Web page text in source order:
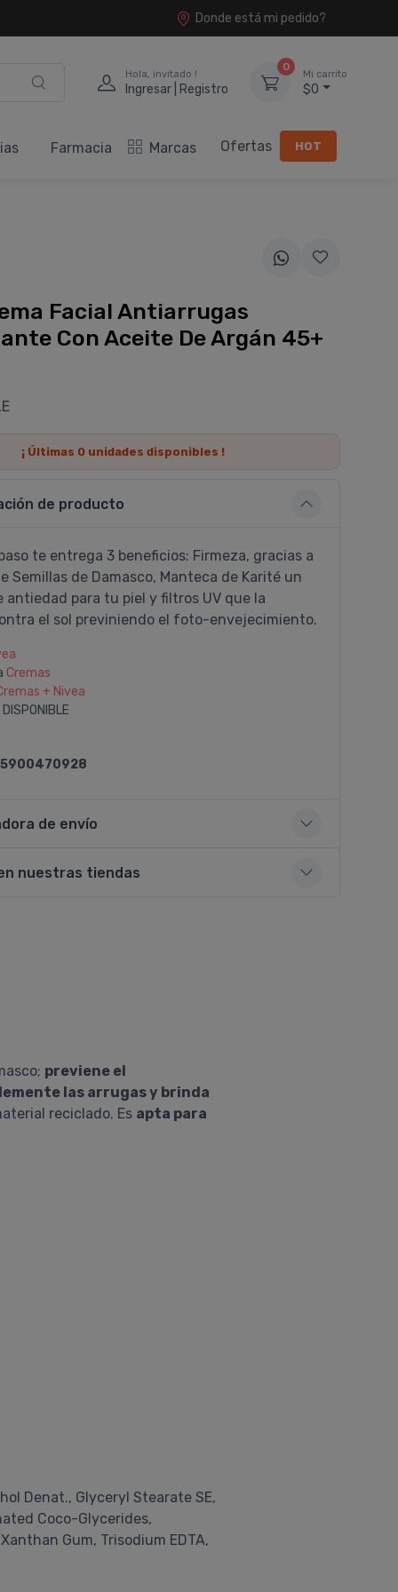
Donde está mi pedido?
Hola, invitado !
Ingresar | Registro
0
Mi carrito
$0
Farmacia Marcas Ofertas HOT
Facial Antiarrugas
Con Aceite De Argán 45+
¡ Últimas 0 unidades disponibles !
de producto
te entrega 3 beneficios: Firmeza, gracias a
Semillas de Damasco, Manteca de Karité un
antiedad para tu piel y filtros UV que la
el sol previniendo el foto-envejecimiento.
Cremas
+ Nivea
DISPONIBLE
de envío
nuestras tiendas
previene el
las arrugas y brinda
reciclado. Es apta para
Denat., Glyceryl Stearate SE,
Coco-Glycerides,
Gum, Trisodium EDTA,